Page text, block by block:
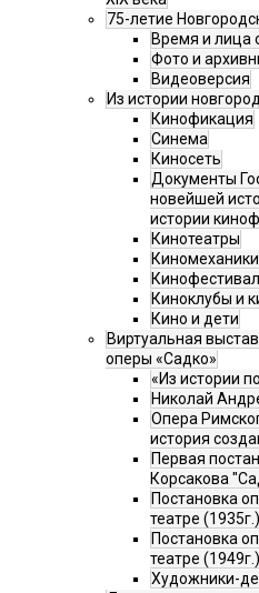
75-летие
Время и лица
Фото и
Видеоверсия
Из истории
Кинофикация
Синема
Киносеть
Документы
новейшей
истории
Кинотеатры
Киномеханики
Киноклубы и
Кино и дети
Виртуальная
оперы «Садко»
«Из истории
Николай
Опера
история
Первая
Корсакова
Постановка
театре (1935г.)
Постановка
театре (1949г.)
Художники-